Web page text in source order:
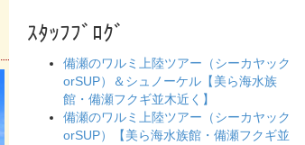
ｽﾀｯﾌﾌﾞﾛｸﾞ
備瀬のワルミ上陸ツアー（シーカヤック
orSUP）＆シュノーケル【美ら海水族
館・備瀬フクギ並木近く】
備瀬のワルミ上陸ツアー（シーカヤック
orSUP）【美ら海水族館・備瀬フクギ並